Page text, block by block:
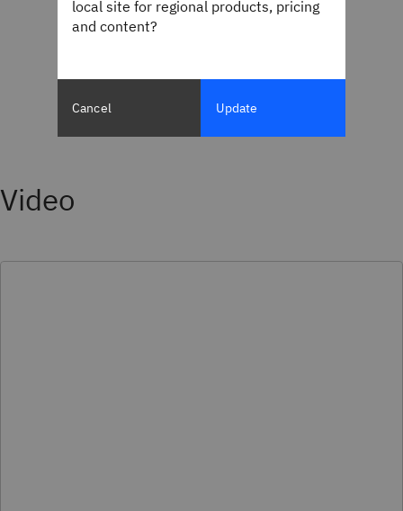
Video
local site for regional products, pricing
and content?
Cancel Update